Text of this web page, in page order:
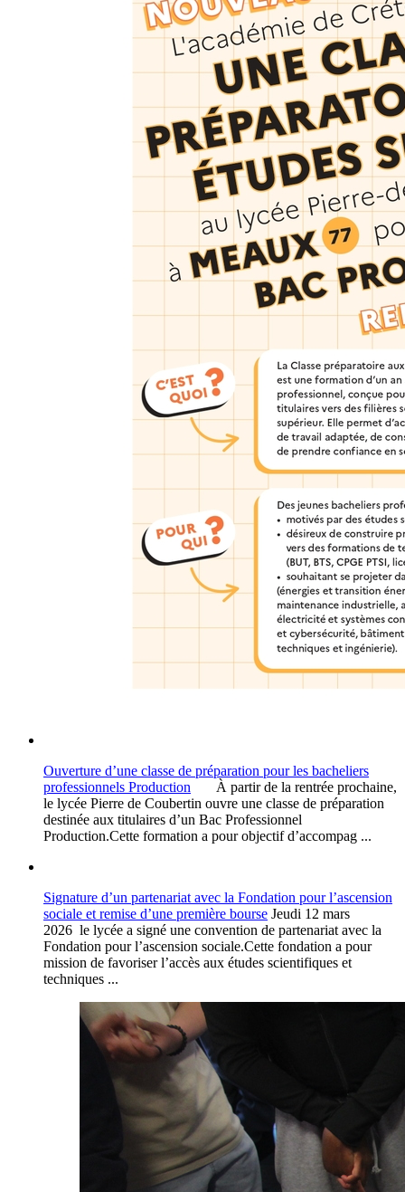
Ouverture d’une classe de préparation pour les bacheliers
professionnels Production
À partir de la rentrée prochaine,
le lycée Pierre de Coubertin ouvre une classe de préparation
destinée aux titulaires d’un Bac Professionnel
Production.Cette formation a pour objectif d’accompag ...
Signature d’un partenariat avec la Fondation pour l’ascension
sociale et remise d’une première bourse Jeudi 12 mars
2026 le lycée a signé une convention de partenariat avec la
Fondation pour l’ascension sociale.Cette fondation a pour
mission de favoriser l’accès aux études scientifiques et
techniques ...